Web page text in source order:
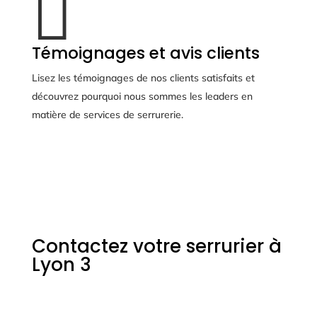
Témoignages et avis clients
Lisez les témoignages de nos clients satisfaits et
découvrez pourquoi nous sommes les leaders en
matière de services de serrurerie.
Contactez votre serrurier à
Lyon 3